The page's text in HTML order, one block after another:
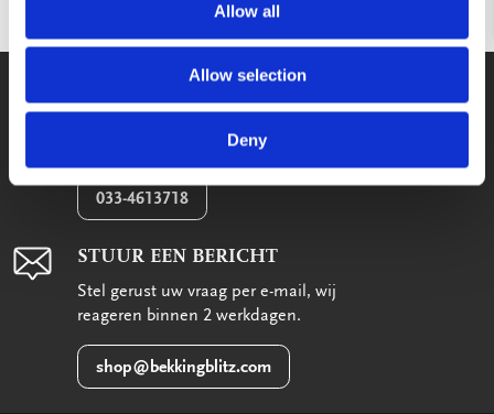
Allow all
Allow selection
Deny
WE HELPEN U GRAAG!
t/m vrijdag tussen 09:00 en 17:00
033-4613718
STUUR EEN BERICHT
Stel gerust uw vraag per e-mail, wij
reageren binnen 2 werkdagen.
shop@bekkingblitz.com